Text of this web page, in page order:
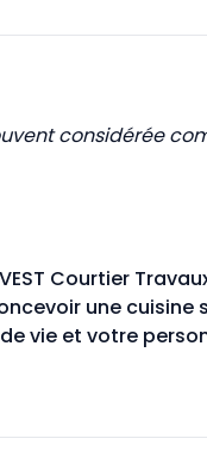
considérée
Courtier
une cuisine
vie et votre